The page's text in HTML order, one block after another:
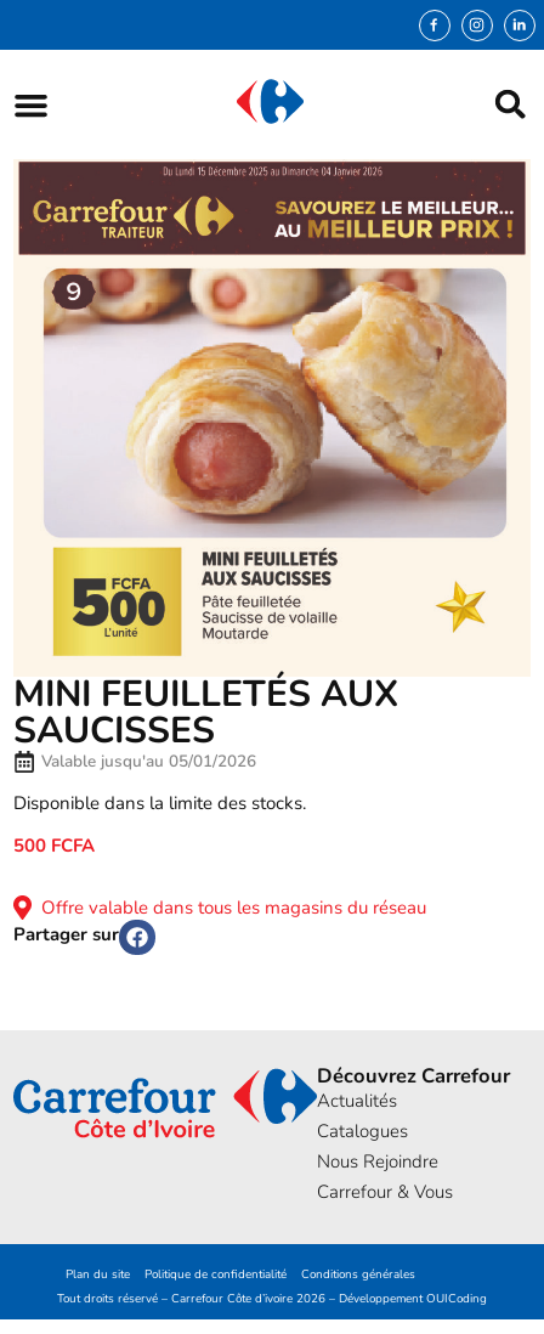
MINI FEUILLETÉS AUX
SAUCISSES
Valable jusqu'au 05/01/2026
Disponible dans la limite des stocks.
500 FCFA
Offre valable dans tous les magasins du réseau
Partager sur
Découvrez Carrefour
Actualités
Catalogues
Nous Rejoindre
Carrefour & Vous
Plan du site Politique de confidentialité
Conditions générales
Tout droits réservé – Carrefour Côte d’ivoire 2026 – DéveloppementOUICoding